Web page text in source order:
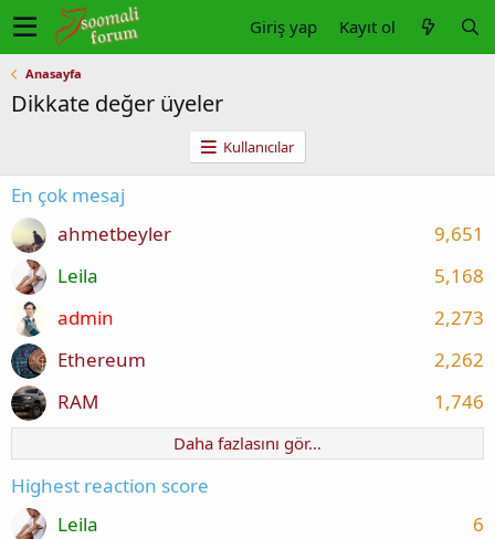
Giriş yap Kayıt ol
Anasayfa
Dikkate değer üyeler
Kullanıcılar
En çok mesaj
9,651
ahmetbeyler
5,168
Leila
2,273
admin
2,262
Ethereum
1,746
RAM
Daha fazlasını gör…
Highest reaction score
6
Leila